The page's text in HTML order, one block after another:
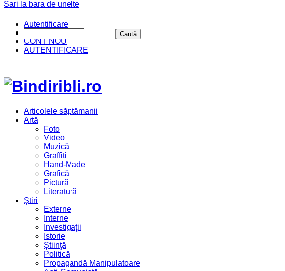
CINE SUNTEM?
CONT NOU
AUTENTIFICARE
Articolele săptămanii
Artă
Foto
Video
Muzică
Graffiti
Hand-Made
Grafică
Pictură
Literatură
Ştiri
Externe
Interne
Investigaţii
Istorie
Ştiinţă
Politică
Propagandă Manipulatoare
Sari la bara de unelte
Autentificare
Caută